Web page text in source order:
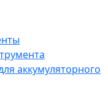
аккумуляторного